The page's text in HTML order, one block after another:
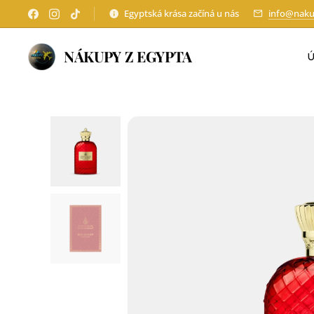
Egyptská krása začíná u nás
NÁKUPY Z EGYPTA